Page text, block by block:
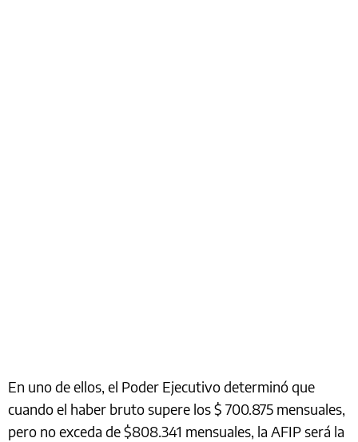
En uno de ellos, el Poder Ejecutivo determinó que
cuando el haber bruto supere los $ 700.875 mensuales,
pero no exceda de $808.341 mensuales, la AFIP será la